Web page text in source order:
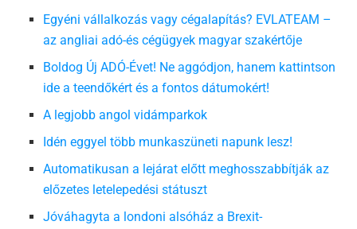
Egyéni vállalkozás vagy cégalapítás? EVLATEAM –
az angliai adó-és cégügyek magyar szakértője
Boldog Új ADÓ-Évet! Ne aggódjon, hanem kattintson
ide a teendőkért és a fontos dátumokért!
A legjobb angol vidámparkok
Idén eggyel több munkaszüneti napunk lesz!
Automatikusan a lejárat előtt meghosszabbítják az
előzetes letelepedési státuszt
Jóváhagyta a londoni alsóház a Brexit-